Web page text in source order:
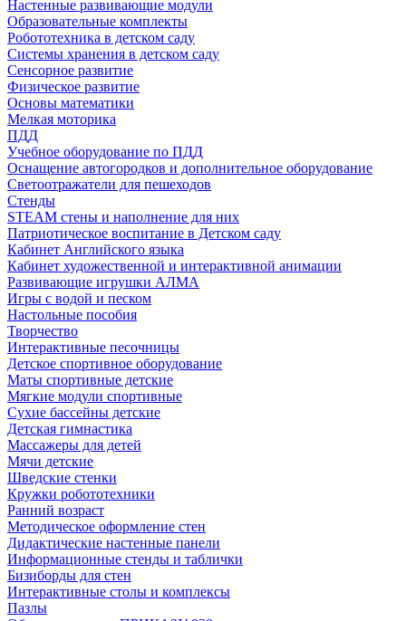
Настенные развивающие модули
Образовательные комплекты
Робототехника в детском саду
Системы хранения в детском саду
Сенсорное развитие
Физическое развитие
Основы математики
Мелкая моторика
ПДД
Учебное оборудование по ПДД
Оснащение автогородков и дополнительное оборудование
Светоотражатели для пешеходов
Стенды
STEAM стены и наполнение для них
Патриотическое воспитание в Детском саду
Кабинет Английского языка
Кабинет художественной и интерактивной анимации
Развивающие игрушки АЛМА
Игры с водой и песком
Настольные пособия
Творчество
Интерактивные песочницы
Детское спортивное оборудование
Маты спортивные детские
Мягкие модули спортивные
Сухие бассейны детские
Детская гимнастика
Массажеры для детей
Мячи детские
Шведские стенки
Кружки робототехники
Ранний возраст
Методическое оформление стен
Дидактические настенные панели
Информационные стенды и таблички
Бизиборды для стен
Интерактивные столы и комплексы
Пазлы